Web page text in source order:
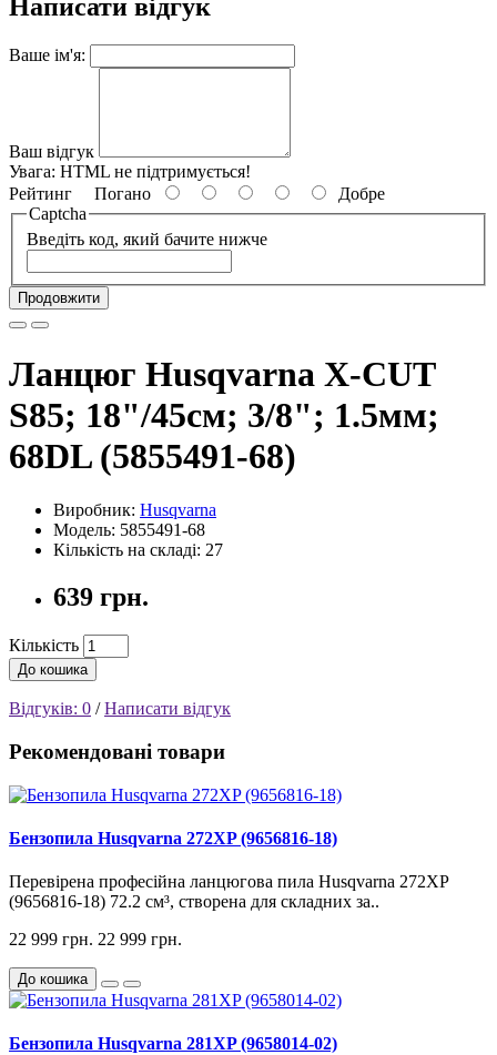
Написати відгук
Ваше ім'я:
Ваш відгук
Увага: HTML не підтримується!
Рейтинг Погано
Добре
Captcha
Введіть код, який бачите нижче
Продовжити
Ланцюг Husqvarna X-CUT
S85; 18"/45см; 3/8"; 1.5мм;
68DL (5855491-68)
Виробник: Husqvarna
Модель: 5855491-68
Кількість на складі: 27
639 грн.
Кількість
До кошика
Відгуків: 0 /Написати відгук
Рекомендовані товари
Бензопила Husqvarna 272XP (9656816-18)
Перевірена професійна ланцюгова пила Husqvarna 272XP
(9656816-18) 72.2 см³, створена для складних за..
22 999 грн. 22 999 грн.
До кошика
Бензопила Husqvarna 281XP (9658014-02)